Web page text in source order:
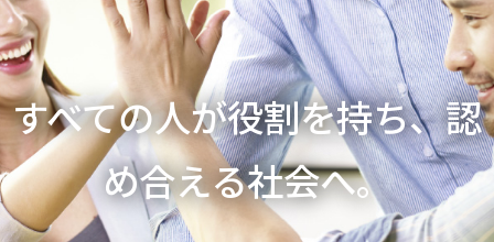
すべての人が役割を持ち、認
め合える社会へ。